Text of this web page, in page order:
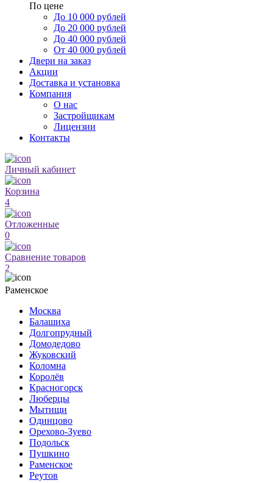
По цене
До 10 000 рублей
До 20 000 рублей
До 40 000 рублей
От 40 000 рублей
Двери на заказ
Акции
Доставка и установка
Компания
О нас
Застройщикам
Лицензии
Контакты
Личный кабинет
Корзина
4
Отложенные
0
Сравнение товаров
2
Раменское
Москва
Балашиха
Долгопрудный
Домодедово
Жуковский
Коломна
Королёв
Красногорск
Люберцы
Мытищи
Одинцово
Орехово-Зуево
Подольск
Пушкино
Раменское
Реутов